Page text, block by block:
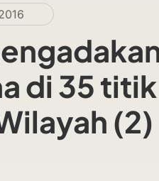
di 35
(2)